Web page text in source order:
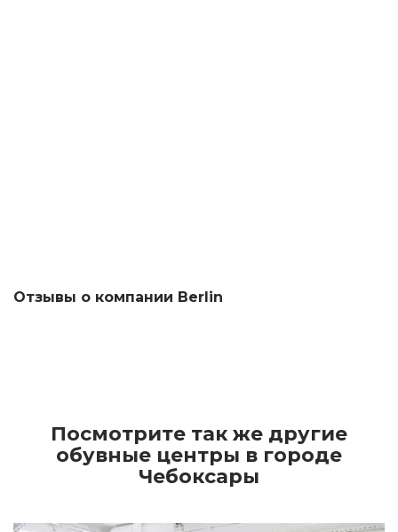
Отзывы о компании Berlin
Посмотрите так же другие
обувные центры в городе
Чебоксары